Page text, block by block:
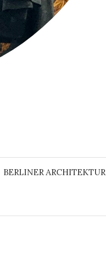
BERLINER ARCHITEKTUR